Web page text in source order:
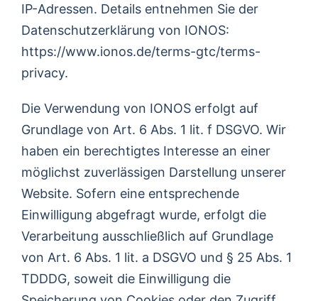
IP-Adressen. Details entnehmen Sie der
Datenschutzerklärung von IONOS:
https://www.ionos.de/terms-gtc/terms-
privacy.
Die Verwendung von IONOS erfolgt auf
Grundlage von Art. 6 Abs. 1 lit. f DSGVO. Wir
haben ein berechtigtes Interesse an einer
möglichst zuverlässigen Darstellung unserer
Website. Sofern eine entsprechende
Einwilligung abgefragt wurde, erfolgt die
Verarbeitung ausschließlich auf Grundlage
von Art. 6 Abs. 1 lit. a DSGVO und § 25 Abs. 1
TDDDG, soweit die Einwilligung die